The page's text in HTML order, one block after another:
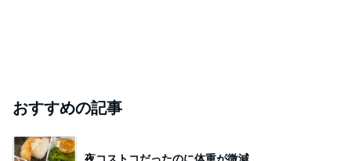
おすすめの記事
夜コストコだったのに体重が微減